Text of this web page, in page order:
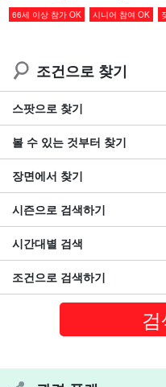
전문 별빛 전문 사진작가
의
늘 상태를 고려하여 최적의
고감도, 어두운 곳에서도 예
촬영할 수 있도록 도와드립니다.
66세 이상 참가 OK
시니어 참여 OK
조건으로 찾기
스팟으로 찾기
볼 수 있는 것부터 찾기
장면에서 찾기
시즌으로 검색하기
시간대별 검색
조건으로 검색하기